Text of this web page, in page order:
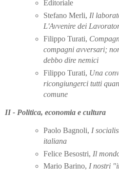
Editoriale
Stefano Merli, Il
L'Avvenire dei
Filippo Turati,
compagni avversari;
debbo dire nemici
Filippo Turati, Una
ricongiungerci tutti
comune
II - Politica, economia e cultura
Paolo Bagnoli, I
italiana
Felice Besostri, Il
Mario Barino, I nostri